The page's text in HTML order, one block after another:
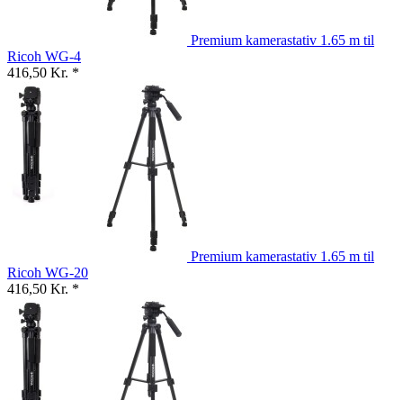
Premium kamerastativ 1.65 m til
Ricoh WG-4
416,50 Kr. *
Premium kamerastativ 1.65 m til
Ricoh WG-20
416,50 Kr. *